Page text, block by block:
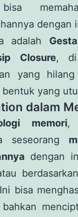
dengan
adalah
Closure, di
yang
yang
dalam
memori,
seseorang
dengan
bisa